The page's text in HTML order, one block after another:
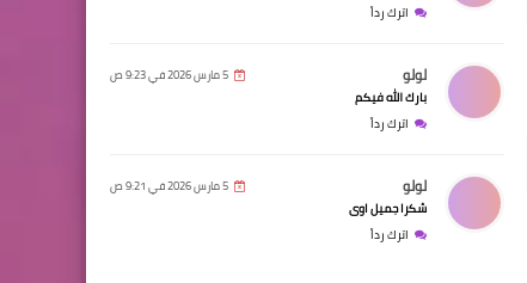
اترك رداً
لولو 5 مارس 2026 في 9:23 ص
بارك الله فيكم
اترك رداً
لولو 5 مارس 2026 في 9:21 ص
شكرا جميل اوى
اترك رداً